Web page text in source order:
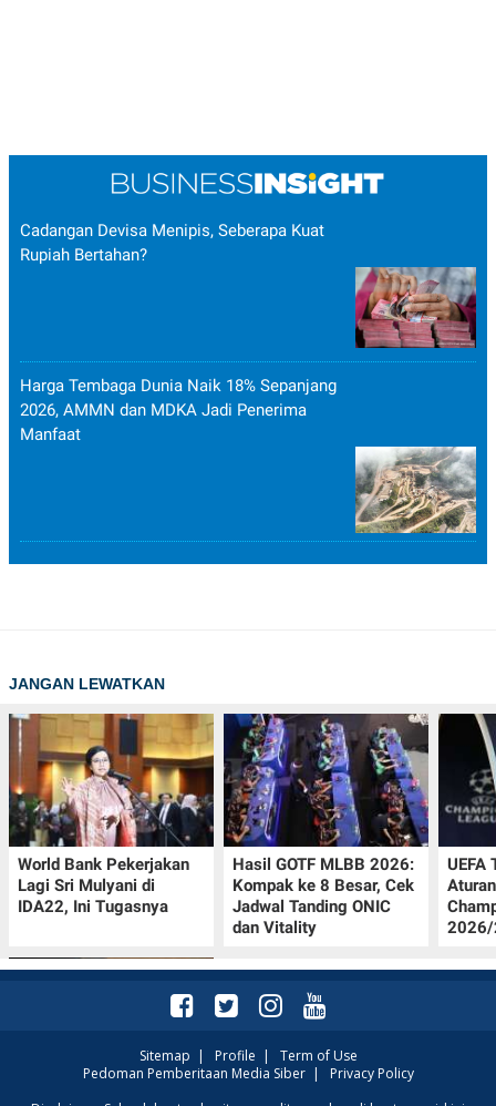
Cadangan Devisa Menipis, Seberapa Kuat
Rupiah Bertahan?
Harga Tembaga Dunia Naik 18% Sepanjang
2026, AMMN dan MDKA Jadi Penerima
Manfaat
JANGAN LEWATKAN
World Bank Pekerjakan
Lagi Sri Mulyani di
IDA22, Ini Tugasnya
Hasil GOTF MLBB 2026:
Kompak ke 8 Besar, Cek
Jadwal Tanding ONIC
dan Vitality
UEFA
2026/
Sitemap | Profile | Term of Use
Pedoman Pemberitaan Media Siber| Privacy Policy